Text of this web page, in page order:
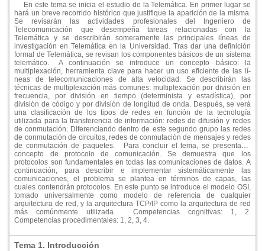
En este tema se inicia el estudio de la Telemática. En primer lugar se
hará un breve recorrido histórico que justifique la aparición de la misma.
Se revisarán las actividades profesionales del Ingeniero de
Telecomunicación que desempeña tareas relacionadas con la
Telemática y se describirán someramente las principales lí­neas de
investigación en Telemática en la Universidad. Tras dar una definición
formal de Telemática, se revisan los componentes básicos de un sistema
telemático.
A continuación se introduce un concepto básico: la
multiplexación, herramienta clave para hacer un uso eficiente de las lí­
neas de telecomunicaciones de alta velocidad. Se describirán las
técnicas de multiplexación más comunes: multiplexación por división en
frecuencia, por división en tiempo (determinista y estadí­stica), por
división de código y por división de longitud de onda. Después, se verá
una clasificación de los tipos de redes en función de la tecnologí­a
utilizada para la transferencia de información: redes de difusión y redes
de conmutación. Diferenciando dentro de este segundo grupo las redes
de conmutación de circuitos, redes de conmutación de mensajes y redes
de conmutación de paquetes.
Para concluir el tema, se presenta el
concepto de protocolo de comunicación. Se demuestra que los
protocolos son fundamentales en todas las comunicaciones de datos. A
continuación, para describir e implementar sistemáticamente las
comunicaciones, el problema se plantea en términos de capas, las
cuales contendrán protocolos. En este punto se introduce el modelo OSI,
tomado universalmente como modelo de referencia de cualquier
arquitectura de red, y la arquitectura TCP/IP como la arquitectura de red
más comúnmente utilizada.
Competencias cognitivas: 1, 2.
Competencias procedimentales: 1, 2, 3, 4.
Tema 1. Introducción